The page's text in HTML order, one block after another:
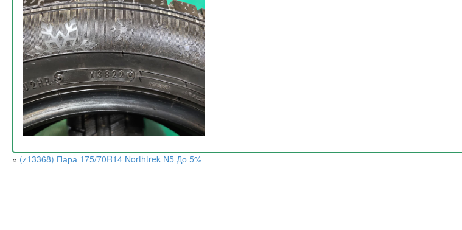
« (z13368) Пара 175/70R14 Northtrek N5 До 5%